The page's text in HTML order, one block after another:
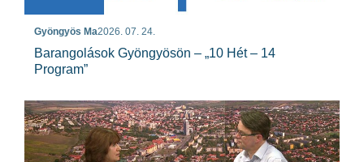
Gyöngyös Ma2026. 07. 24.
Barangolások Gyöngyösön – „10 Hét – 14
Program”